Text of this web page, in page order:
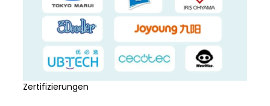
Zertifizierungen